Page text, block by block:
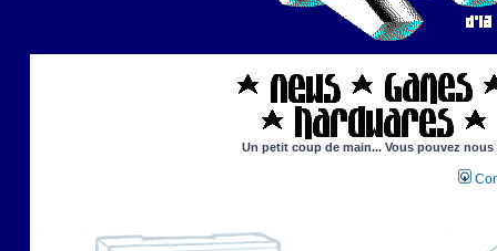
Un petit coup de main... Vous pouvez